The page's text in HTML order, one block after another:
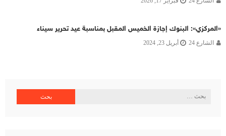
«المركزي»: البنوك إجازة الخميس المقبل بمناسبة عيد تحرير سيناء
الشارع 24 أبريل 23, 2024
البحث